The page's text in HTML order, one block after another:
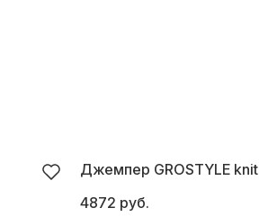
Джемпер GROSTYLE knit
4872 руб.